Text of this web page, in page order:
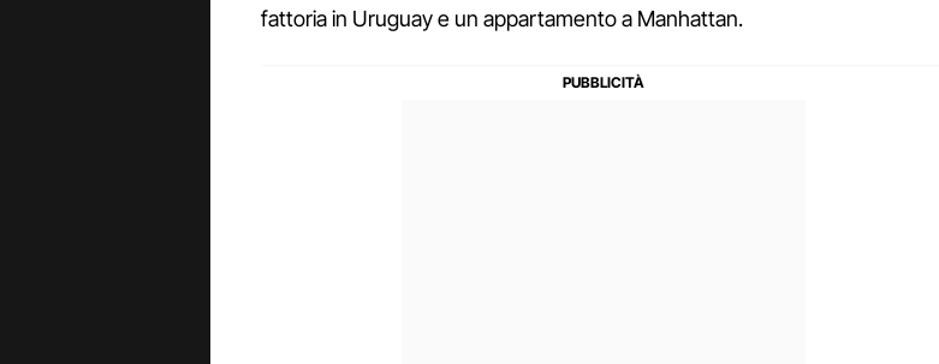
fattoria in Uruguay e un appartamento a Manhattan.